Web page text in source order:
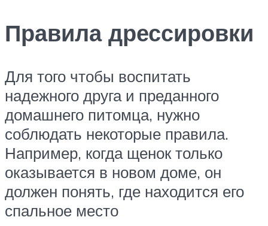
Правила дрессировки
Для того чтобы воспитать
надежного друга и преданного
домашнего питомца, нужно
соблюдать некоторые правила.
Например, когда щенок только
оказывается в новом доме, он
должен понять, где находится его
спальное место